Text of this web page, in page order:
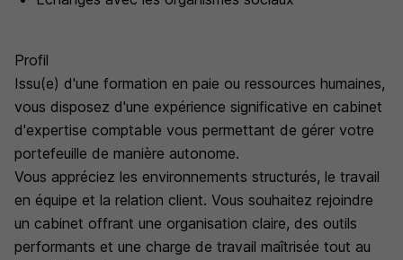
Profil
Issu(e) d'une formation en paie ou ressources humaines,
vous disposez d'une expérience significative en cabinet
d'expertise comptable vous permettant de gérer votre
portefeuille de manière autonome.
Vous appréciez les environnements structurés, le travail
en équipe et la relation client. Vous souhaitez rejoindre
un cabinet offrant une organisation claire, des outils
performants et une charge de travail maîtrisée tout au